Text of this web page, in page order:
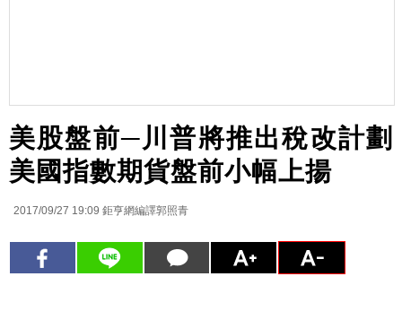
美股盤前─川普將推出稅改計劃
美國指數期貨盤前小幅上揚
2017/09/27 19:09 鉅亨網編譯郭照青